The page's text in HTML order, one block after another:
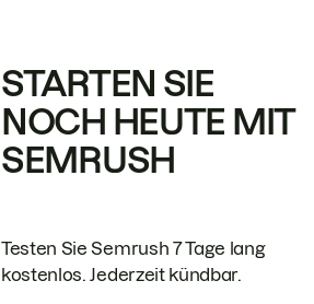
STARTEN SIE
NOCH HEUTE MIT
SEMRUSH
Testen Sie Semrush 7 Tage lang
kostenlos. Jederzeit kündbar.